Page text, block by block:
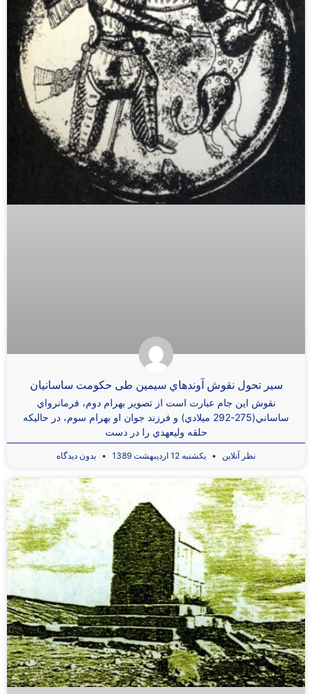
سير تحول نقوش آوندهاي سيمين طی حكومت ساسانيان
نقوش اين جام عبارت است از تصوير بهرام دوم، فرمانرواي
ساساني(275-292 ميلادي) و فرزند جوان او بهرام سوم، در حاليكه
حلقه وليعهدي را در دست
نظر آنلاین یکشنبه 12 اردیبهشت 1389 بدون دیدگاه